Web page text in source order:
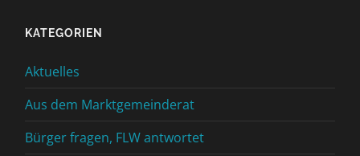
KATEGORIEN
Aktuelles
Aus dem Marktgemeinderat
Bürger fragen, FLW antwortet